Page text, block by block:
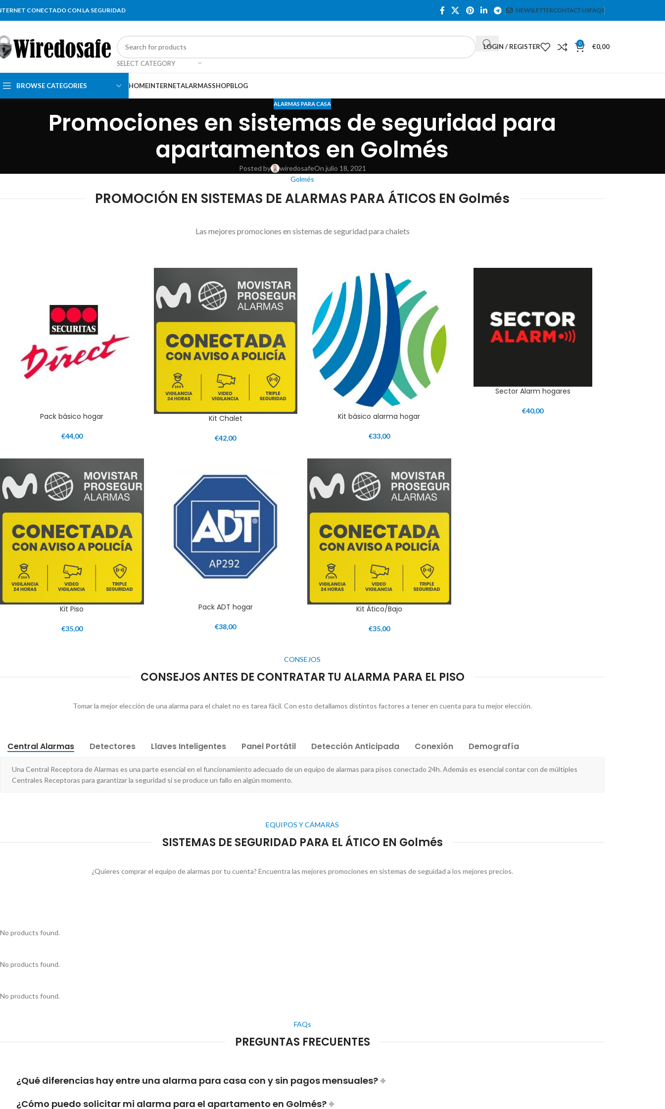
CONECTADO CON LA SEGURIDAD NEWSLETTERCONTACT USFAQS
SELECT CATEGORY
LOGIN / REGISTER 0 €0,00
BROWSE CATEGORIES HOMEINTERNETALARMASSHOPBLOG
ALARMAS PARA CASA
Promociones en sistemas de seguridad para
apartamentos en Golmés
Posted by wiredosafeOn julio 18, 2021
Golmés
PROMOCIÓN EN SISTEMAS DE ALARMAS PARA ÁTICOS EN Golmés
Las mejores promociones en sistemas de seguridad para chalets
Pack básico hogar
€44,00
Kit Chalet
€42,00
Kit básico alarma hogar
€33,00
Sector Alarm hogares
€40,00
Kit Piso
€35,00
Pack ADT hogar
€38,00
Kit Ático/Bajo
€35,00
CONSEJOS
CONSEJOS ANTES DE CONTRATAR TU ALARMA PARA EL PISO
Tomar la mejor elección de una alarma para el chalet no es tarea fácil. Con esto detallamos distintos factores a tener en cuenta para tu mejor elección.
Central Alarmas Detectores Llaves Inteligentes Panel Portátil Detección Anticipada Conexión Demografía
Una Central Receptora de Alarmas es una parte esencial en el funcionamiento adecuado de un equipo de alarmas para pisos conectado 24h. Además es esencial contar con de múltiples
Centrales Receptoras para garantizar la seguridad si se produce un fallo en algún momento.
EQUIPOS Y CÁMARAS
SISTEMAS DE SEGURIDAD PARA EL ÁTICO EN Golmés
¿Quieres comprar el equipo de alarmas por tu cuenta? Encuentra las mejores promociones en sistemas de seguidad a los mejores precios.
No products found.
No products found.
No products found.
FAQs
PREGUNTAS FRECUENTES
¿Qué diferencias hay entre una alarma para casa con y sin pagos mensuales?
¿Cómo puedo solicitar mi alarma para el apartamento en Golmés?